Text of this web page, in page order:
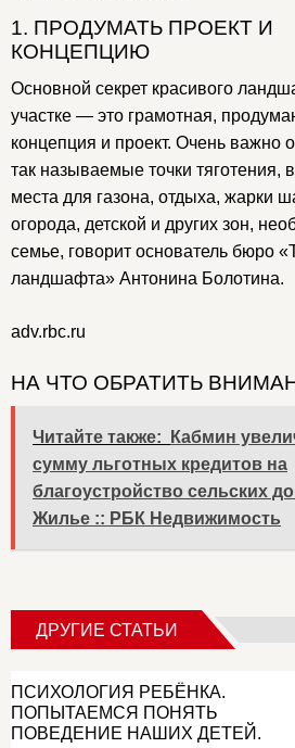
1. ПРОДУМАТЬ ПРОЕКТ И
КОНЦЕПЦИЮ
Основной секрет красивого
участке — это грамотная,
концепция и проект. Очень важно
так называемые точки тяготения,
места для газона, отдыха, жарки
огорода, детской и других зон,
семье, говорит основатель бюро
ландшафта» Антонина Болотина.
adv.rbc.ru
НА ЧТО ОБРАТИТЬ
Читайте также:
Кабмин
сумму льготных кредитов на
благоустройство сельских
Жилье :: РБК Недвижимость
ДРУГИЕ СТАТЬИ
ПСИХОЛОГИЯ РЕБЁНКА.
ПОПЫТАЕМСЯ ПОНЯТЬ
ПОВЕДЕНИЕ НАШИХ ДЕТЕЙ.